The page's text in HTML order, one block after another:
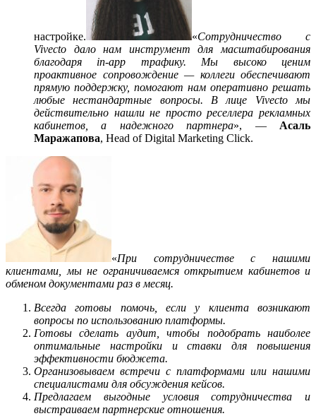
настройке. «Сотрудничество с
Vivecto дало нам инструмент для масштабирования
благодаря in-app трафику. Мы высоко ценим
проактивное сопровождение — коллеги обеспечивают
прямую поддержку, помогают нам оперативно решать
любые нестандартные вопросы. В лице Vivecto мы
действительно нашли не просто реселлера рекламных
кабинетов, а надежного партнера», — Асаль
Маражапова, Head of Digital Marketing Click.
«При сотрудничестве с нашими
клиентами, мы не ограничиваемся открытием кабинетов и
обменом документами раз в месяц.
Всегда готовы помочь, если у клиента возникают
вопросы по использованию платформы.
Готовы сделать аудит, чтобы подобрать наиболее
оптимальные настройки и ставки для повышения
эффективности бюджета.
Организовываем встречи с платформами или нашими
специалистами для обсуждения кейсов.
Предлагаем выгодные условия сотрудничества и
выстраиваем партнерские отношения.